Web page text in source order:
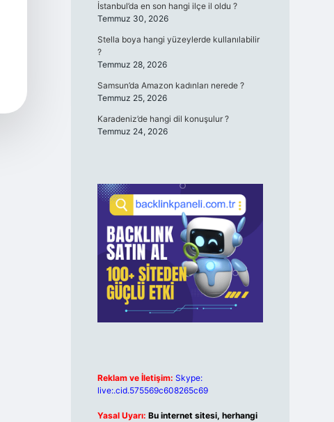
İstanbul’da en son hangi ilçe il oldu ?
Temmuz 30, 2026
Stella boya hangi yüzeylerde kullanılabilir
?
Temmuz 28, 2026
Samsun’da Amazon kadınları nerede ?
Temmuz 25, 2026
Karadeniz’de hangi dil konuşulur ?
Temmuz 24, 2026
Reklam ve İletişim: Skype:
live:.cid.575569c608265c69
Yasal Uyarı: Bu internet sitesi, herhangi